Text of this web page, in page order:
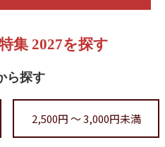
集 2027を探す
ら探す
2,500円 ～ 3,000円未満